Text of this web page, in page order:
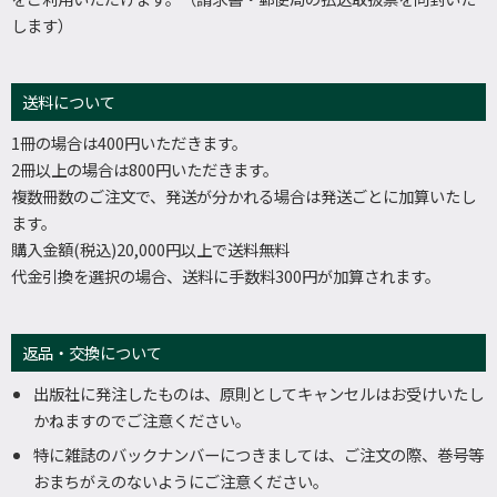
します）
送料について
1冊の場合は400円いただきます。
2冊以上の場合は800円いただきます。
複数冊数のご注文で、発送が分かれる場合は発送ごとに加算いたし
ます。
購入金額(税込)20,000円以上で送料無料
代金引換を選択の場合、送料に手数料300円が加算されます。
返品・交換について
出版社に発注したものは、原則としてキャンセルはお受けいたし
かねますのでご注意ください。
特に雑誌のバックナンバーにつきましては、ご注文の際、巻号等
おまちがえのないようにご注意ください。